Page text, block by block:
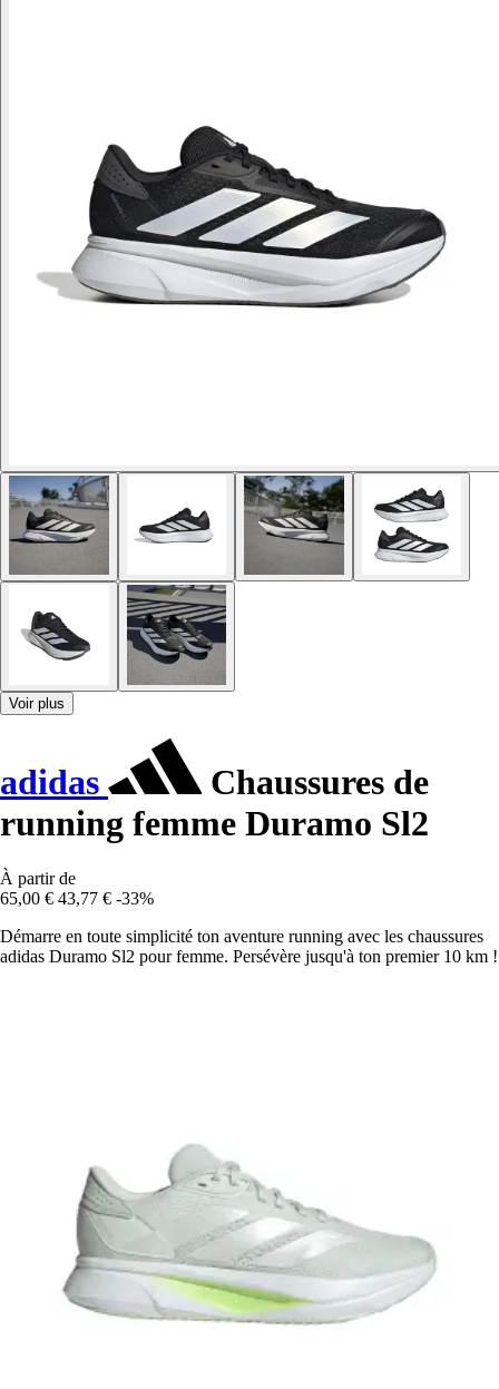
Voir plus
adidas
Chaussures de
running femme Duramo Sl2
À partir de
65,00 € 43,77 € -33%
Démarre en toute simplicité ton aventure running avec les chaussures
adidas Duramo Sl2 pour femme. Persévère jusqu'à ton premier 10 km !